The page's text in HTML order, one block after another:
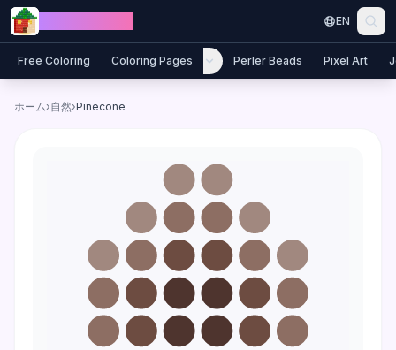
Skip to content
EN
Free Coloring Coloring Pages Perler Beads Pixel Art
ホーム›自然›Pinecone